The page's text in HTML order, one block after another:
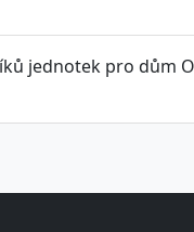
jednotek pro dům